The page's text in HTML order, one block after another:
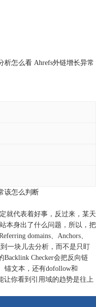
析怎么看 Ahrefs外链增长异常
该怎么判断
代表着好事，反过来，某天
本身出了什么问题，所以，把
domains、Anchors、
一块儿去分析，而不是只盯
Checker会把反向链
锚文本，还有dofollow和
让你看到引用域的趋势是往上